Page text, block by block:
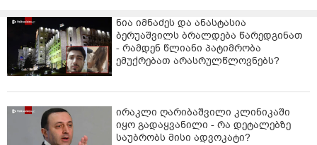
მკვლელობის მომზადება) დაიწყო.
გამოძიების ფარგლებში ჩატარდება ყველა საჭირო
საგამოძიებო და საპროცესო მოქმედებები”,-
ნათქვამია განცხადებაში.
ნია იმნაძეს და ანასტასია
ბერუაშვილს ბრალდება წარედგინათ
- რამდენ წლიანი პატიმრობა
ემუქრებათ არასრულწლოვნებს?
ირაკლი ღარიბაშვილი კლინიკაში
იყო გადაყვანილი - რა დეტალებზე
საუბრობს მისი ადვოკატი?